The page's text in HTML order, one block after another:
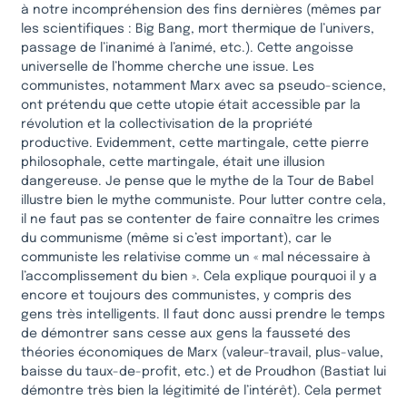
à notre incompréhension des fins dernières (mêmes par
les scientifiques : Big Bang, mort thermique de l’univers,
passage de l’inanimé à l’animé, etc.). Cette angoisse
universelle de l’homme cherche une issue. Les
communistes, notamment Marx avec sa pseudo-science,
ont prétendu que cette utopie était accessible par la
révolution et la collectivisation de la propriété
productive. Evidemment, cette martingale, cette pierre
philosophale, cette martingale, était une illusion
dangereuse. Je pense que le mythe de la Tour de Babel
illustre bien le mythe communiste. Pour lutter contre cela,
il ne faut pas se contenter de faire connaître les crimes
du communisme (même si c’est important), car le
communiste les relativise comme un « mal nécessaire à
l’accomplissement du bien ». Cela explique pourquoi il y a
encore et toujours des communistes, y compris des
gens très intelligents. Il faut donc aussi prendre le temps
de démontrer sans cesse aux gens la fausseté des
théories économiques de Marx (valeur-travail, plus-value,
baisse du taux-de-profit, etc.) et de Proudhon (Bastiat lui
démontre très bien la légitimité de l’intérêt). Cela permet